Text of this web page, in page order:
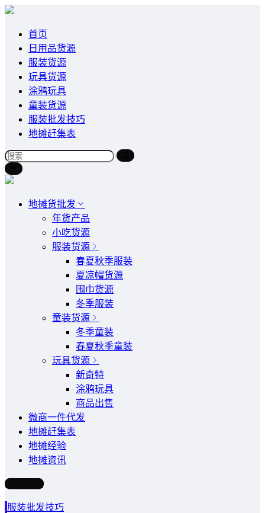
首页
日用品货源
服装货源
玩具货源
涂鸦玩具
童装货源
服装批发技巧
地摊赶集表
地摊货批发
年货产品
小吃货源
服装货源
春夏秋季服装
夏凉帽货源
围巾货源
冬季服装
童装货源
冬季童装
春夏秋季童装
玩具货源
新奇特
涂鸦玩具
商品出售
微商一件代发
地摊赶集表
地摊经验
地摊资讯
写文章
服装批发技巧